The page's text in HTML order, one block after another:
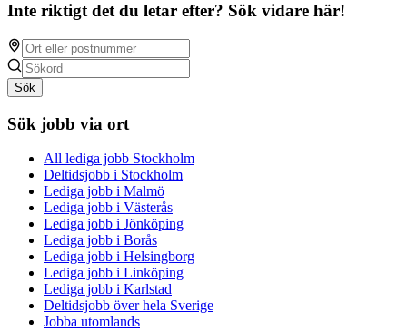
Inte riktigt det du letar efter? Sök vidare här!
Sök
Sök jobb via ort
All lediga jobb Stockholm
Deltidsjobb i Stockholm
Lediga jobb i Malmö
Lediga jobb i Västerås
Lediga jobb i Jönköping
Lediga jobb i Borås
Lediga jobb i Helsingborg
Lediga jobb i Linköping
Lediga jobb i Karlstad
Deltidsjobb över hela Sverige
Jobba utomlands